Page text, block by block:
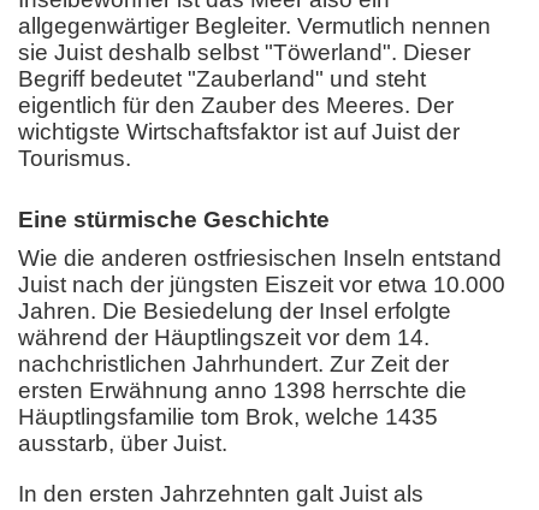
allgegenwärtiger Begleiter. Vermutlich nennen
sie Juist deshalb selbst "Töwerland". Dieser
Begriff bedeutet "Zauberland" und steht
eigentlich für den Zauber des Meeres. Der
wichtigste Wirtschaftsfaktor ist auf Juist der
Tourismus.
Eine stürmische Geschichte
Wie die anderen ostfriesischen Inseln entstand
Juist nach der jüngsten Eiszeit vor etwa 10.000
Jahren. Die Besiedelung der Insel erfolgte
während der Häuptlingszeit vor dem 14.
nachchristlichen Jahrhundert. Zur Zeit der
ersten Erwähnung anno 1398 herrschte die
Häuptlingsfamilie tom Brok, welche 1435
ausstarb, über Juist.
In den ersten Jahrzehnten galt Juist als